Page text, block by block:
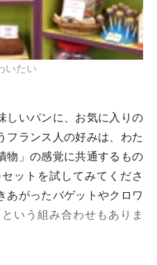
いたい
しいパンに、お気に入りの
フランス人の好みは、わた
物」の感覚に共通するもの
ットを試してみてくださ
あがったバゲットやクロワ
いう組み合わせもありま